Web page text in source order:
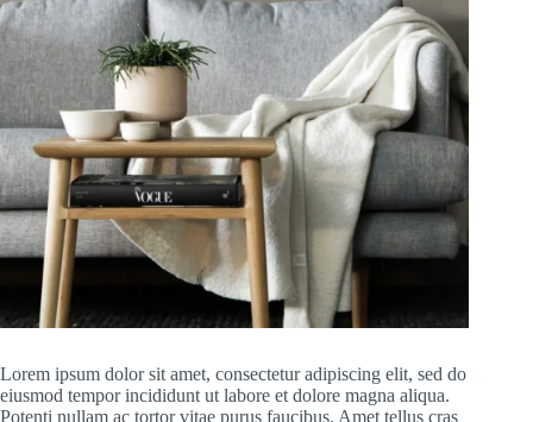
Lorem ipsum dolor sit amet, consectetur adipiscing elit, sed do
eiusmod tempor incididunt ut labore et dolore magna aliqua.
Potenti nullam ac tortor vitae purus faucibus. Amet tellus cras